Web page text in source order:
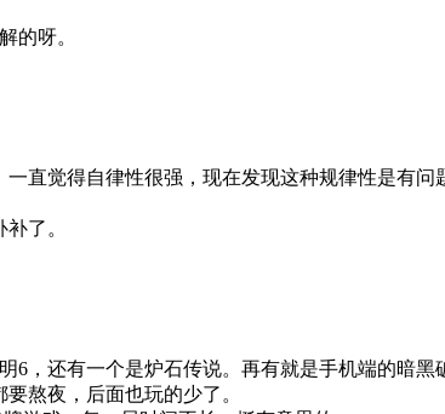
的呀。
直觉得自律性很强，现在发现这种规律性是有
了。
6，还有一个是炉石传说。再有就是手机端的暗黑
熬夜，后面也玩的少了。